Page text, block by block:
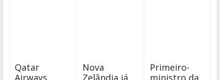
Qatar
Nova
Primeiro-